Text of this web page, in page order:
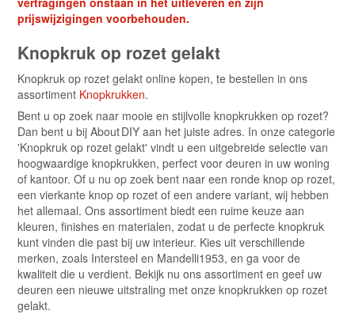
prijswijzigingen voorbehouden.
Knopkruk op rozet gelakt
Knopkruk op rozet gelakt online kopen, te bestellen in ons
assortiment Knopkrukken.
Bent u op zoek naar mooie en stijlvolle knopkrukken op rozet?
Dan bent u bij About DIY aan het juiste adres. In onze categorie
'Knopkruk op rozet gelakt' vindt u een uitgebreide selectie van
hoogwaardige knopkrukken, perfect voor deuren in uw woning
of kantoor. Of u nu op zoek bent naar een ronde knop op rozet,
een vierkante knop op rozet of een andere variant, wij hebben
het allemaal. Ons assortiment biedt een ruime keuze aan
kleuren, finishes en materialen, zodat u de perfecte knopkruk
kunt vinden die past bij uw interieur. Kies uit verschillende
merken, zoals Intersteel en Mandelli1953, en ga voor de
kwaliteit die u verdient. Bekijk nu ons assortiment en geef uw
deuren een nieuwe uitstraling met onze knopkrukken op rozet
gelakt.